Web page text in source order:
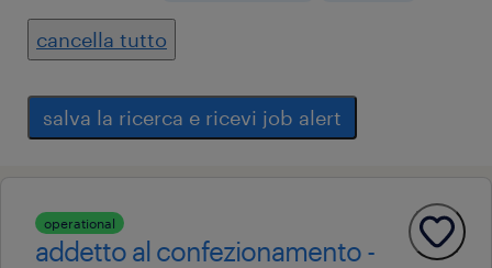
cancella tutto
salva la ricerca e ricevi job alert
operational
addetto al confezionamento -